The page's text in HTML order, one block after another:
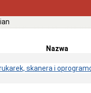
Nazwa
skanera i